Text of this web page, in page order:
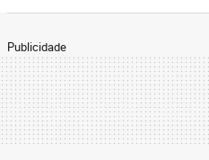
Publicidade